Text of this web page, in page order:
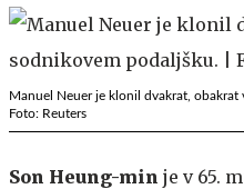
Manuel Neuer je klonil dvakrat, obakrat
Foto: Reuters
Son Heung-min je v 65.